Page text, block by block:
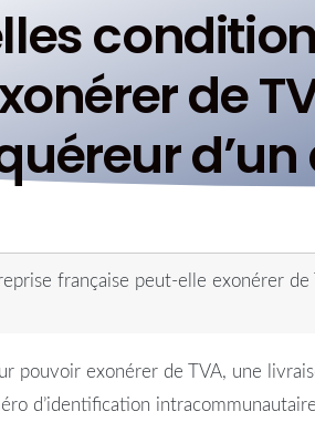
de
d’un
française peut-elle exonérer
pouvoir exonérer de TVA, une
d’identification